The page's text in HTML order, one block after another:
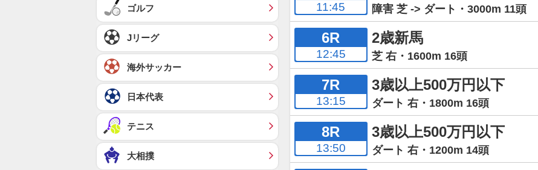
11:45 障害 芝 -> ダート・3000m 11頭
6R
12:45
2歳新馬
芝 右・1600m 16頭
7R
13:15
3歳以上500万円以下
ダート 右・1800m 16頭
8R
13:50
3歳以上500万円以下
ダート 右・1200m 14頭
ゴルフ
Jリーグ
海外サッカー
日本代表
テニス
大相撲